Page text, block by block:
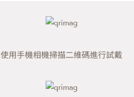
使用手機相機掃描二維碼進行試戴